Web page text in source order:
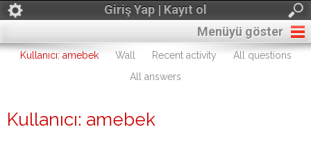
Giriş Yap | Kayıt ol
Menüyü göster
Kullanıcı: amebek Wall Recent activity
All questions
All answers
Kullanıcı: amebek